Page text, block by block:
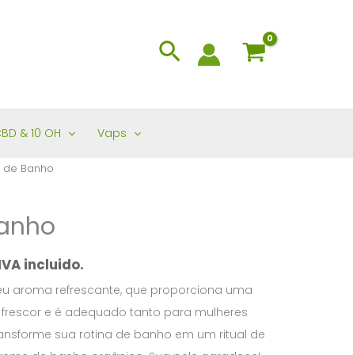
Search
& 10 OH Vaps
Banho
incluido.
aroma refrescante, que proporciona uma
e é adequado tanto para mulheres
sua rotina de banho em um ritual de